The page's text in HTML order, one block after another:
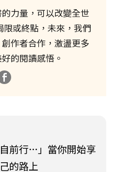
力量，可以改變全世
或終點，未來，我們
作者合作，激盪更多
的閱讀感悟。
前行…」當你開始享
的路上